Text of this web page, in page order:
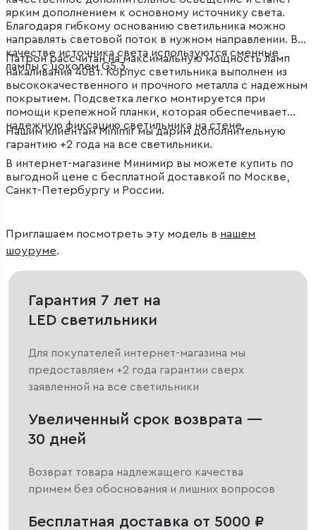
ярким дополнением к основному источнику света.
Благодаря гибкому основанию светильника можно
направлять световой поток в нужном направлении. В
качестве источника света используются сменные
лампы с цоколем G5.3.
Патрон рассчитан на максимальную мощность ламп
накаливания 40Вт. Корпус светильника выполнен из
высококачественного и прочного металла с надежным
покрытием. Подсветка легко монтируется при
помощи крепежной планки, которая обеспечивает
надежную фиксацию светильника на стене.
Нашим клиентам Minimir мы дарим дополнительную
гарантию +2 года на все светильники.
В интернет-магазине Минимир вы можете купить по
выгодной цене с бесплатной доставкой по Москве,
Санкт-Петербургу и России.
Приглашаем посмотреть эту модель в нашем
шоуруме.
Гарантия 7 лет на
LED светильники
Для покупателей интернет-магазина мы
предоставляем +2 года гарантии сверх
заявленной на все светильники
Увеличенный срок возврата —
30 дней
Возврат товара надлежащего качества
примем без обоснования и лишних вопросов
Бесплатная доставка от 5000 ₽